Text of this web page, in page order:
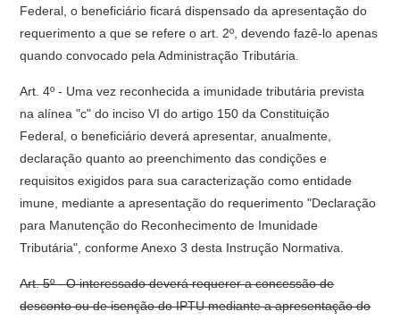
Federal, o beneficiário ficará dispensado da apresentação do
requerimento a que se refere o art. 2º, devendo fazê-lo apenas
quando convocado pela Administração Tributária.
Art. 4º - Uma vez reconhecida a imunidade tributária prevista
na alínea "c" do inciso VI do artigo 150 da Constituição
Federal, o beneficiário deverá apresentar, anualmente,
declaração quanto ao preenchimento das condições e
requisitos exigidos para sua caracterização como entidade
imune, mediante a apresentação do requerimento "Declaração
para Manutenção do Reconhecimento de Imunidade
Tributária", conforme Anexo 3 desta Instrução Normativa.
Art. 5º - O interessado deverá requerer a concessão de
desconto ou de isenção do IPTU mediante a apresentação do